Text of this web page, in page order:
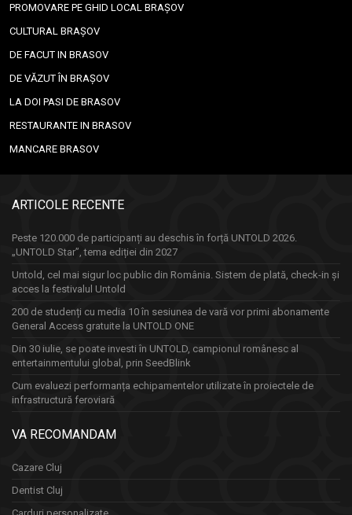
PROMOVARE PE GHID LOCAL BRAȘOV
CULTURAL BRAȘOV
DE FACUT IN BRASOV
DE VĂZUT ÎN BRAȘOV
LA DOI PASI DE BRASOV
RESTAURANTE IN BRASOV
MANCARE BRASOV
ARTICOLE RECENTE
Peste 120.000 de participanți au deschis în forță UNTOLD 2026.
„UNTOLD Star”, tema ediției din 2027
Untold, cel mai sigur loc public din România. Sistem de plată, check-in și
acces la festivalul Untold
200 de studenți cu media 10 în sesiunea de vară vor primi abonamente
General Access gratuite la UNTOLD ONE
Din 30 iulie, se poate investi în UNTOLD, campionul românesc al
entertainmentului global, prin SeedBlink
Cum evaluezi performanța echipamentelor utilizate în proiectele de
infrastructură feroviară
VA RECOMANDAM
Cazare Cluj
Dentist Cluj